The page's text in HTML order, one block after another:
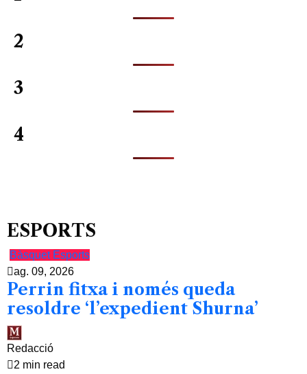
2
3
4
ESPORTS
Bàsquet Esports
ag. 09, 2026
Perrin fitxa i només queda
resoldre ‘l’expedient Shurna’
Redacció
2 min read